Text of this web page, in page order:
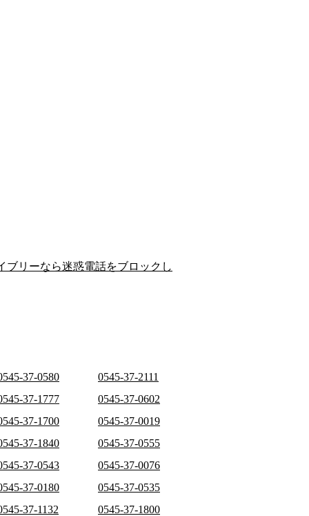
ブリーなら迷惑電話をブロックし
37-0580
0545-37-2111
37-1777
0545-37-0602
37-1700
0545-37-0019
37-1840
0545-37-0555
37-0543
0545-37-0076
37-0180
0545-37-0535
37-1132
0545-37-1800